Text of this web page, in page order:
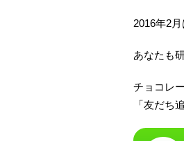
2016年2
あなたも
チョコレ
「友だち